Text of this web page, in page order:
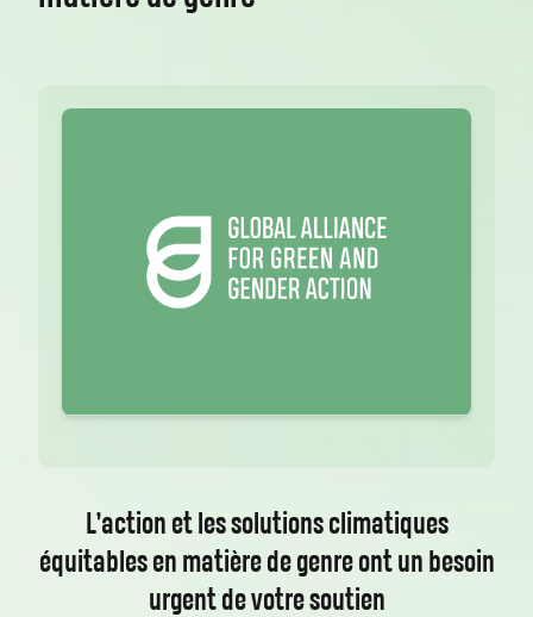
L’action et les solutions climatiques
équitables en matière de genre ont un besoin
urgent de votre soutien